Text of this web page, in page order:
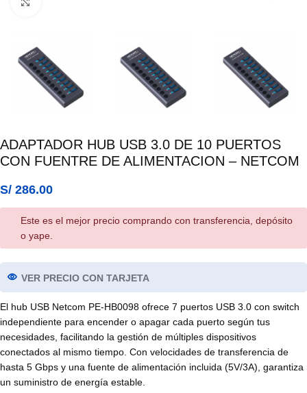
ADAPTADOR HUB USB 3.0 DE 10 PUERTOS
CON FUENTRE DE ALIMENTACION – NETCOM
S/ 286.00
Este es el mejor precio comprando con transferencia, depósito
o yape.
VER PRECIO CON TARJETA
El hub USB Netcom PE-HB0098 ofrece 7 puertos USB 3.0 con switch
independiente para encender o apagar cada puerto según tus
necesidades, facilitando la gestión de múltiples dispositivos
conectados al mismo tiempo. Con velocidades de transferencia de
hasta 5 Gbps y una fuente de alimentación incluida (5V/3A), garantiza
un suministro de energía estable.